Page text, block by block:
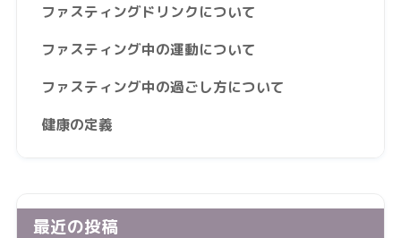
ファスティングドリンクについて
ファスティング中の運動について
ファスティング中の過ごし方について
健康の定義
最近の投稿